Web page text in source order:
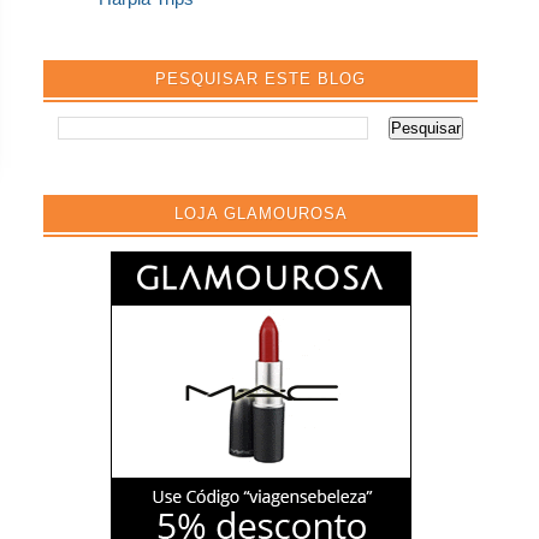
PESQUISAR ESTE BLOG
LOJA GLAMOUROSA